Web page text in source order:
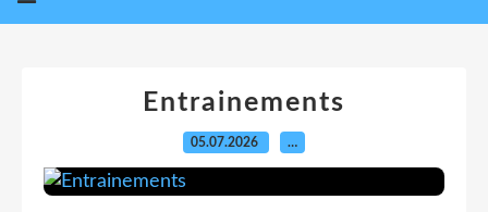
Entrainements
05.07.2026 …